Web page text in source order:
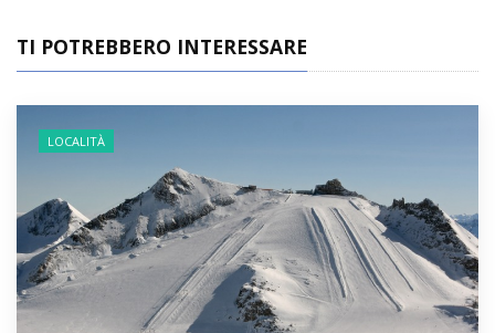
TI POTREBBERO INTERESSARE
LOCALITÀ